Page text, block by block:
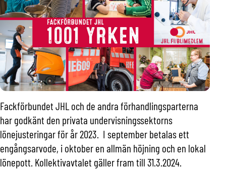
Fackförbundet JHL och de andra förhandlingsparterna
har godkänt den privata undervisningssektorns
lönejusteringar för år 2023. I september betalas ett
engångsarvode, i oktober en allmän höjning och en lokal
lönepott. Kollektivavtalet gäller fram till 31.3.2024.